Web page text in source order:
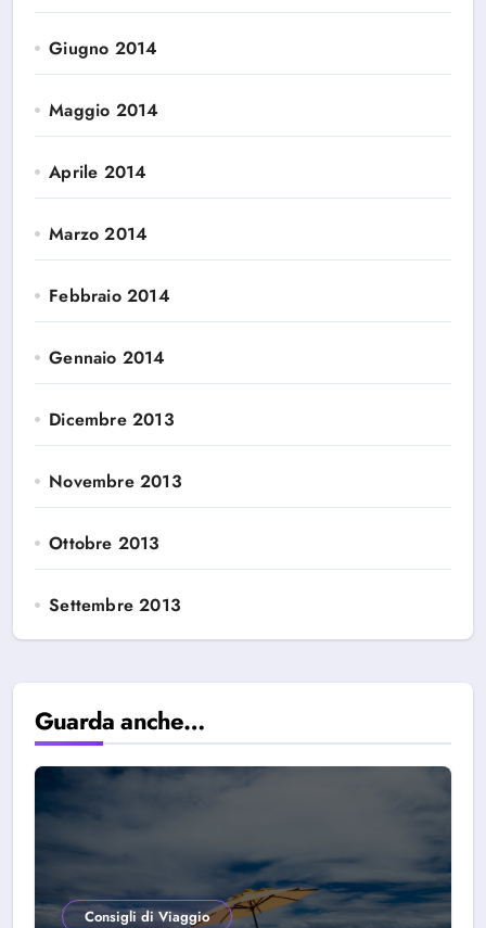
Giugno 2014
Maggio 2014
Aprile 2014
Marzo 2014
Febbraio 2014
Gennaio 2014
Dicembre 2013
Novembre 2013
Ottobre 2013
Settembre 2013
Guarda anche…
Consigli di Viaggio